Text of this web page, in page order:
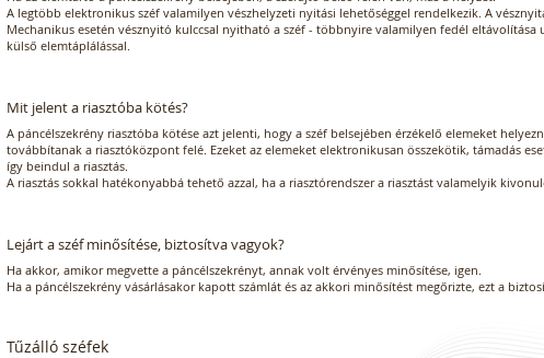
A legtöbb elektronikus széf valamilyen vészhelyzeti nyitási lehetőséggel rendelkezik. A
Mechanikus esetén vésznyitó kulccsal nyitható a széf - többnyire valamilyen fedél
külső elemtáplálással.
Mit jelent a riasztóba kötés?
A páncélszekrény riasztóba kötése azt jelenti, hogy a széf belsejében érzékelő elemeket
továbbítanak a riasztóközpont felé. Ezeket az elemeket elektronikusan összekötik, támadás
így beindul a riasztás.
A riasztás sokkal hatékonyabbá tehető azzal, ha a riasztórendszer a riasztást valamelyik
Lejárt a széf minősítése, biztosítva vagyok?
Ha akkor, amikor megvette a páncélszekrényt, annak volt érvényes minősítése, igen.
Ha a páncélszekrény vásárlásakor kapott számlát és az akkori minősítést megőrizte, ezt a
Tűzálló széfek